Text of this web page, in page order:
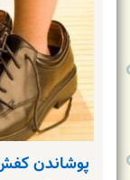
پوشاندن کفش